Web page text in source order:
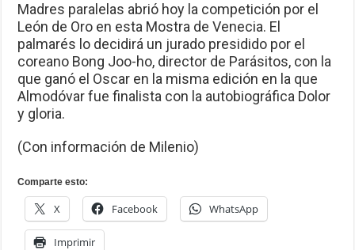
Madres paralelas abrió hoy la competición por el
León de Oro en esta Mostra de Venecia. El
palmarés lo decidirá un jurado presidido por el
coreano Bong Joo-ho, director de Parásitos, con la
que ganó el Oscar en la misma edición en la que
Almodóvar fue finalista con la autobiográfica Dolor
y gloria.
(Con información de Milenio)
Comparte esto:
X Facebook WhatsApp
Imprimir